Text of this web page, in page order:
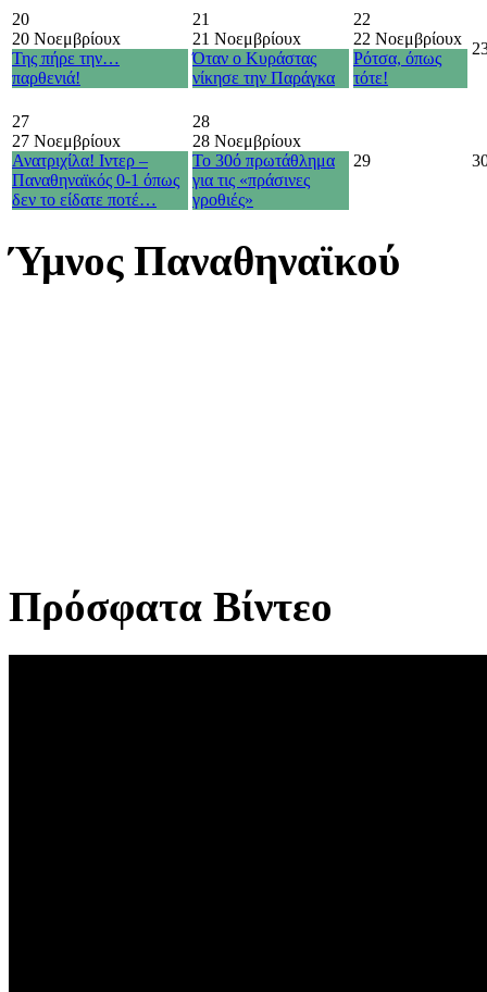
20
20 Νοεμβρίουx
Της πήρε την…
παρθενιά!
21
21 Νοεμβρίουx
Όταν ο Κυράστας
νίκησε την Παράγκα
22
22 Νοεμβρίουx
Ρότσα, όπως
τότε!
27
27 Νοεμβρίουx
Ανατριχίλα! Ιντερ –
Παναθηναϊκός 0-1 όπως
δεν το είδατε ποτέ…
28
28 Νοεμβρίουx
Το 30ό πρωτάθλημα
για τις «πράσινες
γροθιές»
29
Ύμνος Παναθηναϊκού
Πρόσφατα Βίντεο